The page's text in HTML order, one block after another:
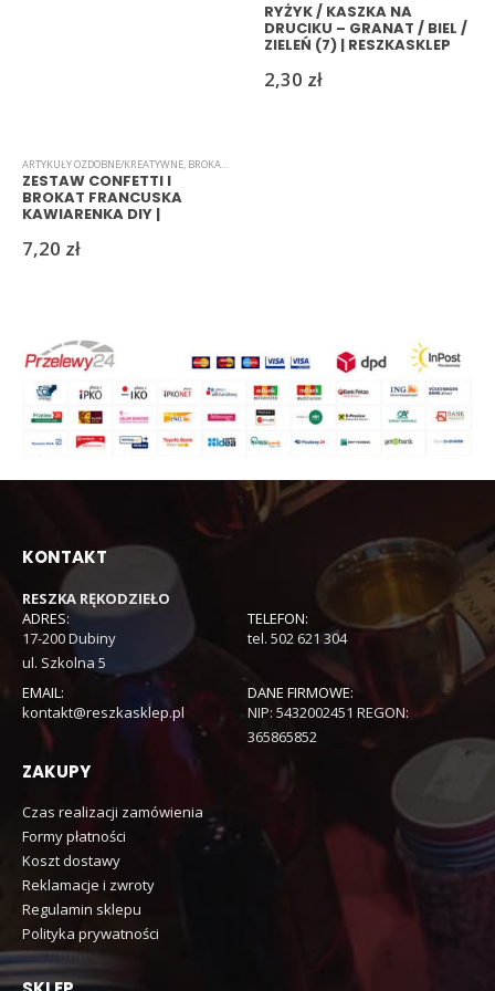
ARTYKUŁY OZDOBNE/KREATYWNE, BROKAT ,
ZESTAW CONFETTI I
BROKAT FRANCUSKA
KAWIARENKA DIY |
7,20 zł
RYŻYK / KASZKA NA
DRUCIKU – GRANAT / BIEL /
ZIELEŃ (7) | RESZKASKLEP
2,30 zł
KONTAKT
RESZKA RĘKODZIEŁO
ADRES:
17-200 Dubiny
ul. Szkolna 5
TELEFON:
tel. 502 621 304
EMAIL:
kontakt@reszkasklep.pl
DANE FIRMOWE:
NIP: 5432002451 REGON:
365865852
ZAKUPY
Czas realizacji zamówienia
Formy płatności
Koszt dostawy
Reklamacje i zwroty
Regulamin sklepu
Polityka prywatności